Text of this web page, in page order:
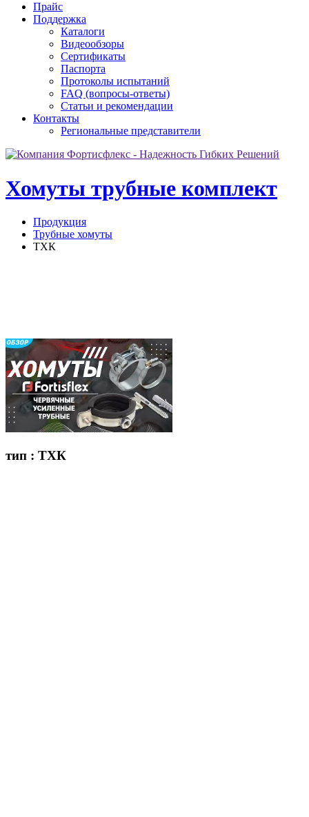
Прайс
Поддержка
Каталоги
Видеообзоры
Сертификаты
Паспорта
Протоколы испытаний
FAQ (вопросы-ответы)
Статьи и рекомендации
Контакты
Региональные представители
Хомуты трубные комплект
Продукция
Трубные хомуты
ТХК
тип : ТХК